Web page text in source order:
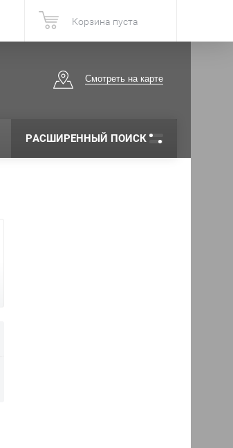
Корзина пуста
Смотреть на карте
РАСШИРЕННЫЙ ПОИСК